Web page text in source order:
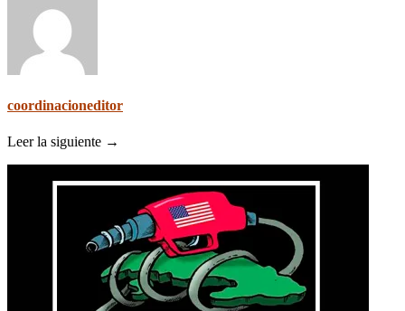
coordinacioneditor
Leer la siguiente →